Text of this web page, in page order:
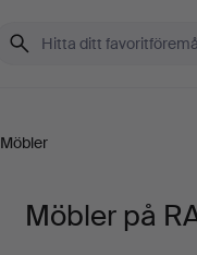
Möbler
Möbler på